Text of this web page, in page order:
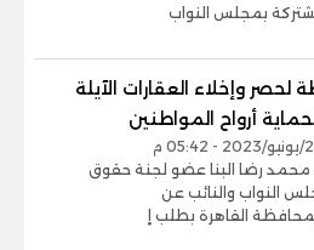
بمجلس النواب
لحصر وإخلاء العقارات الآيلة
أرواح المواطنين
محمد رضا البنا عضو لجنة حقوق
النواب والنائب عن
القاهرة بطلب إ